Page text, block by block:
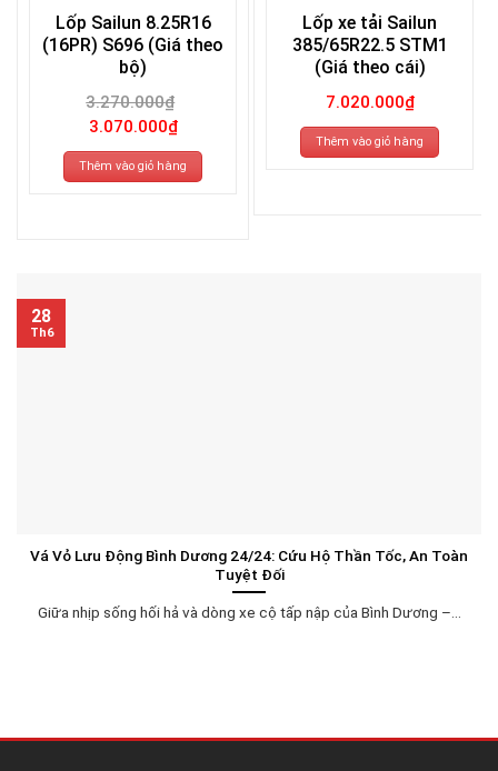
Lốp Sailun 8.25R16
(16PR) S696 (Giá theo
bộ)
3.270.000₫
Giá
gốc
là:
3.270.000₫.
3.070.000₫Giá
hiện
tại
là:
3.070.000₫.
Thêm vào giỏ hàng
Lốp xe tải Sailun
385/65R22.5 STM1
(Giá theo cái)
7.020.000₫
Thêm vào giỏ hàng
Vá Vỏ Lưu Động Bình Dương 24/24: Cứu Hộ Thần Tốc, An Toàn
Tuyệt Đối
Giữa nhịp sống hối hả và dòng xe cộ tấp nập của Bình Dương –...
28
Th6